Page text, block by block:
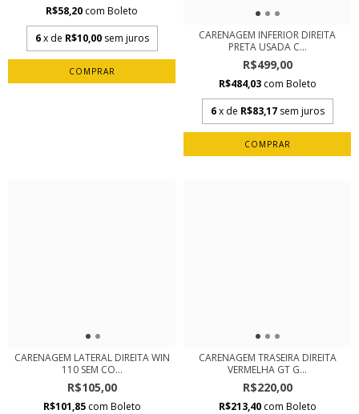
R$58,20 com Boleto
6 x de R$10,00 sem juros
CARENAGEM INFERIOR DIREITA
PRETA USADA C...
R$499,00
R$484,03 com Boleto
6 x de R$83,17 sem juros
CARENAGEM LATERAL DIREITA WIN
110 SEM CO...
R$105,00
R$101,85 com Boleto
CARENAGEM TRASEIRA DIREITA
VERMELHA GT G...
R$220,00
R$213,40 com Boleto